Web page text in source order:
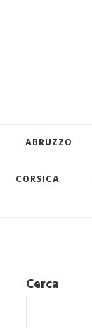
ABRUZZO
CORSICA
Cerca